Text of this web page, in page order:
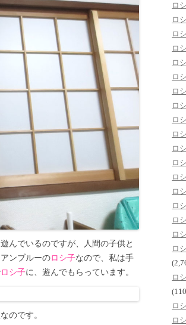
んでいるのですが、人間の子供と
ンブルーのロシ子なので、私は手
ロシ子に、遊んでもらっています。
のです。
ロ
ロ
ロ
ロ
ロ
ロ
ロ
ロ
ロ
ロ
ロ
ロ
ロ
ロ
ロ
ロ
ロ
ロ
ロ
ロ
ロ